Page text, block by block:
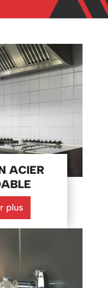
ACIER
plus